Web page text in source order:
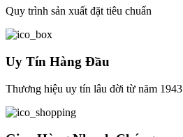
Quy trình sản xuất đặt tiêu chuẩn
Uy Tín Hàng Đầu
Thương hiệu uy tín lâu đời từ năm 1943